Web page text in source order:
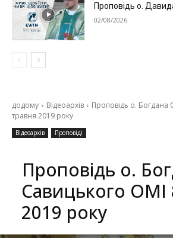
Проповідь о.
02/08/2026